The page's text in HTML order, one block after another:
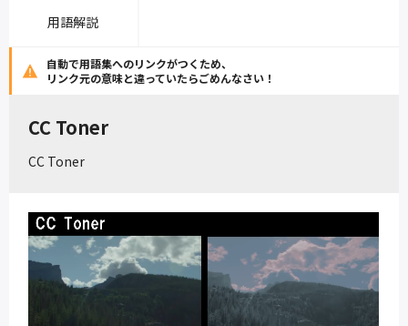
用語解説
自動で用語集へのリンクがつくため、
リンク元の意味と違っていたらごめんなさい！
CC Toner
CC Toner